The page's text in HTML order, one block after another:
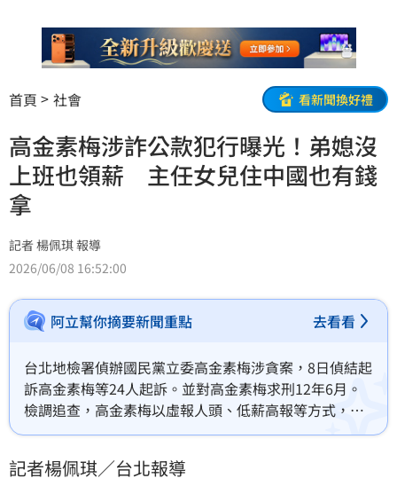
首頁 社會 看新聞換好禮
高金素梅涉詐公款犯行曝光！弟媳沒
上班也領薪 主任女兒住中國也有錢
拿
記者 楊佩琪 報導
2026/06/08 16:52:00
阿立幫你摘要新聞重點 去看看
台北地檢署偵辦國民黨立委高金素梅涉貪案，8日偵結起
訴高金素梅等24人起訴。並對高金素梅求刑12年6月。
檢調追查，高金素梅以虛報人頭、低薪高報等方式，涉
詐超過787萬元補助費，包括她的弟弟、弟媳、姊姊、
理私人家務，未實際從事立委公費助理工作，女兒更長
記者楊佩琪／台北報導